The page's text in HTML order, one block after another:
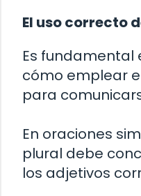
El uso correcto
Es fundamental
cómo emplear
para
En oraciones
plural debe
los adjetivos